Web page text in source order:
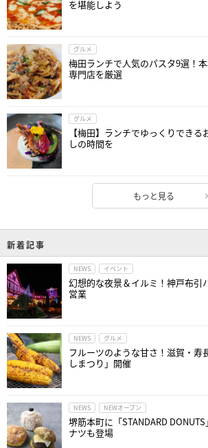
を堪能しよう
グルメ
梅田ランチで人気のパスタ9選！
専門店を厳選
グルメ
【梅田】ランチでゆっくりでき
しの時間を
もっと見る
新着記事
NEWS イベント
幻想的な夜景＆イルミ！神戸布引
営業
NEWS グルメ
フルーツのような甘さ！滋賀・寿
しまつり」開催
NEWS NEWオープン
堺筋本町に「STANDARD
ナツも登場